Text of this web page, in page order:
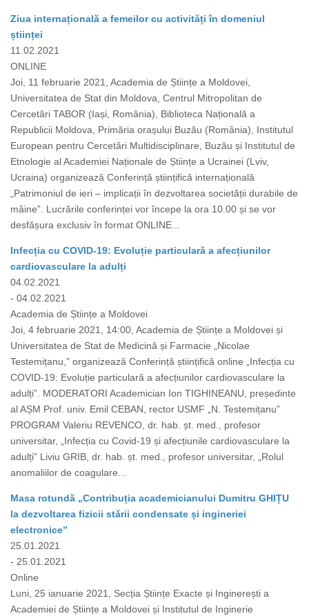
Ziua internațională a femeilor cu activități în domeniul
științei
11.02.2021
ONLINE
Joi, 11 februarie 2021, Academia de Științe a Moldovei,
Universitatea de Stat din Moldova, Centrul Mitropolitan de
Cercetări TABOR (Iași, România), Biblioteca Națională a
Republicii Moldova, Primăria orașului Buzău (România), Institutul
European pentru Cercetări Multidisciplinare, Buzău și Institutul de
Etnologie al Academiei Naționale de Științe a Ucrainei (Lviv,
Ucraina) organizează Conferință științifică internațională
„Patrimoniul de ieri – implicații în dezvoltarea societății durabile de
mâine”. Lucrările conferinței vor începe la ora 10.00 și se vor
desfășura exclusiv în format ONLINE...
Infecția cu COVID-19: Evoluție particulară a afecțiunilor
cardiovasculare la adulți
04.02.2021
- 04.02.2021
Academia de Științe a Moldovei
Joi, 4 februarie 2021, 14:00, Academia de Științe a Moldovei și
Universitatea de Stat de Medicină și Farmacie „Nicolae
Testemițanu,” organizează Conferință științifică online „Infecția cu
COVID-19: Evoluție particulară a afecțiunilor cardiovasculare la
adulți”. MODERATORI Academician Ion TIGHINEANU, președinte
al AȘM Prof. univ. Emil CEBAN, rector USMF „N. Testemițanu”
PROGRAM Valeriu REVENCO, dr. hab. șt. med., profesor
universitar, „Infecția cu Covid-19 și afecțiunile cardiovasculare la
adulți” Liviu GRIB, dr. hab. șt. med., profesor universitar, „Rolul
anomaliilor de coagulare...
Masa rotundă „Contribuția academicianului Dumitru GHIȚU
la dezvoltarea fizicii stării condensate și ingineriei
electronice”
25.01.2021
- 25.01.2021
Online
Luni, 25 ianuarie 2021, Secția Științe Exacte și Inginerești a
Academiei de Științe a Moldovei și Institutul de Inginerie